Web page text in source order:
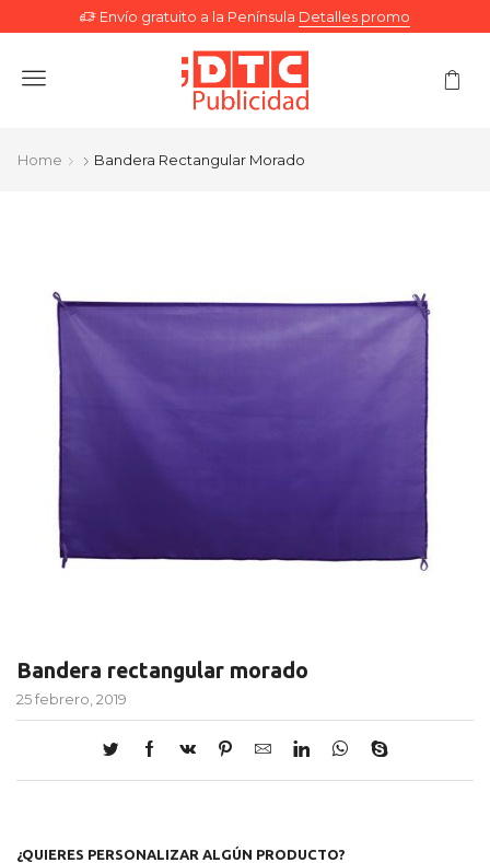
Envío gratuito a la Península Detalles promo
Menu
Home Bandera Rectangular Morado
Bandera rectangular morado
25 febrero, 2019
¿QUIERES PERSONALIZAR ALGÚN PRODUCTO?